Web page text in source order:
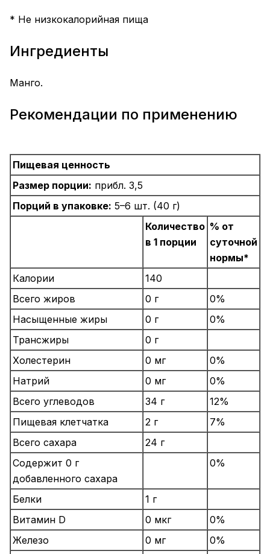
* Не низкокалорийная пища
Ингредиенты
Манго.
Рекомендации по применению
Пищевая ценность
Размер порции: прибл. 3,5
Порций в упаковке: 5–6 шт. (40 г)
Количество
в 1 порции
% от
суточной
нормы*
Калории
140
Всего жиров
0 г
0%
Насыщенные жиры
0 г
0%
Трансжиры
0 г
Холестерин
0 мг
0%
Натрий
0 мг
0%
Всего углеводов
34 г
12%
Пищевая клетчатка
2 г
7%
Всего сахара
24 г
Содержит 0 г
добавленного сахара
0%
Белки
1 г
Витамин D
0 мкг
0%
Железо
0 мг
0%